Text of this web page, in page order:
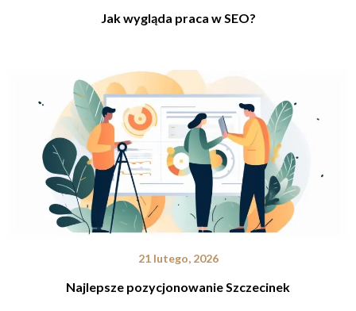
Jak wygląda praca w SEO?
21 lutego, 2026
Najlepsze pozycjonowanie Szczecinek